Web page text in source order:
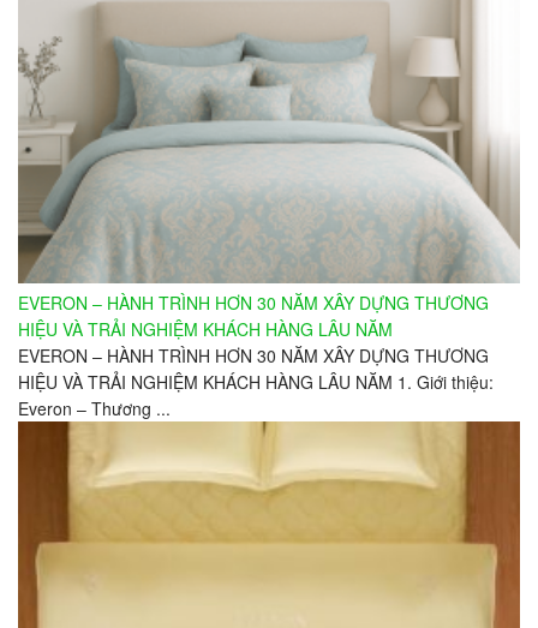
EVERON – HÀNH TRÌNH HƠN 30 NĂM XÂY DỰNG THƯƠNG
HIỆU VÀ TRẢI NGHIỆM KHÁCH HÀNG LÂU NĂM
EVERON – HÀNH TRÌNH HƠN 30 NĂM XÂY DỰNG THƯƠNG
HIỆU VÀ TRẢI NGHIỆM KHÁCH HÀNG LÂU NĂM 1. Giới thiệu:
Everon – Thương ...